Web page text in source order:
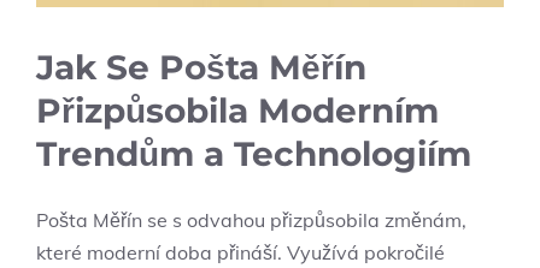
Jak Se Pošta Měřín
Přizpůsobila Moderním
Trendům a Technologiím
Pošta Měřín se s odvahou přizpůsobila změnám,
které moderní doba přináší. Využívá pokročilé